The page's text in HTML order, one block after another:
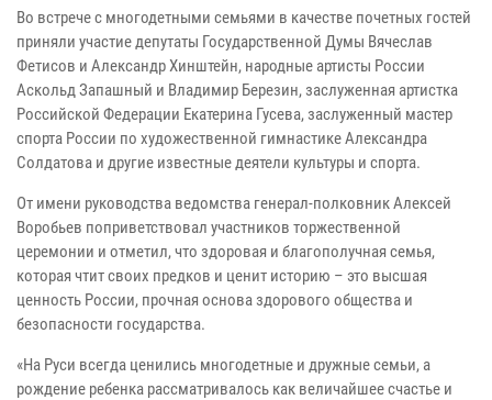
Во встрече с многодетными семьями в качестве почетных гостей
приняли участие депутаты Государственной Думы Вячеслав
Фетисов и Александр Хинштейн, народные артисты России
Аскольд Запашный и Владимир Березин, заслуженная артистка
Российской Федерации Екатерина Гусева, заслуженный мастер
спорта России по художественной гимнастике Александра
Солдатова и другие известные деятели культуры и спорта.
От имени руководства ведомства генерал-полковник Алексей
Воробьев поприветствовал участников торжественной
церемонии и отметил, что здоровая и благополучная семья,
которая чтит своих предков и ценит историю – это высшая
ценность России, прочная основа здорового общества и
безопасности государства.
«На Руси всегда ценились многодетные и дружные семьи, а
рождение ребенка рассматривалось как величайшее счастье и